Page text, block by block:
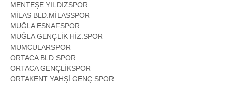
MENTEŞE YILDIZSPOR
MİLAS BLD.MİLASSPOR
MUĞLA ESNAFSPOR
MUĞLA GENÇLİK HİZ.SPOR
MUMCULARSPOR
ORTACA BLD.SPOR
ORTACA GENÇLİKSPOR
ORTAKENT YAHŞİ GENÇ.SPOR